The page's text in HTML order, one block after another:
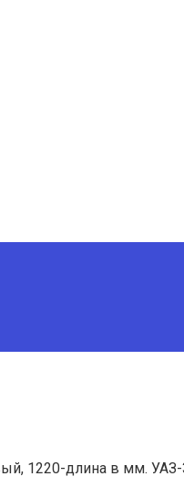
1220-длина в мм.